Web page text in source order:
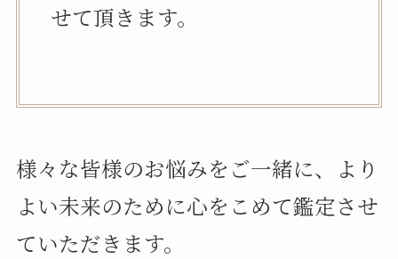
せて頂きます。
様々な皆様のお悩みをご一緒に、より
よい未来のために心をこめて鑑定させ
ていただきます。